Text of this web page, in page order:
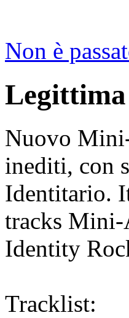
Non è
Legittima
Nuovo
inediti, con
Identitario.
tracks Mini-
Identity
Tracklist: